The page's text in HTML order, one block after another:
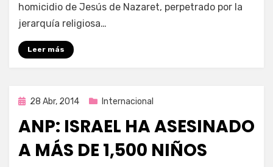
homicidio de Jesús de Nazaret, perpetrado por la
jerarquía religiosa…
Leer más
Publicada
28 Abr, 2014 Internacional
ANP: ISRAEL HA ASESINADO
A MÁS DE 1,500 NIÑOS